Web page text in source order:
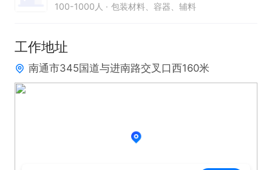
只需两步，轻松找工作：1、先点击投简历；2、再打
100-1000人 包装材料、容器、辅料
工作地址
南通市345国道与进南路交叉口西160米